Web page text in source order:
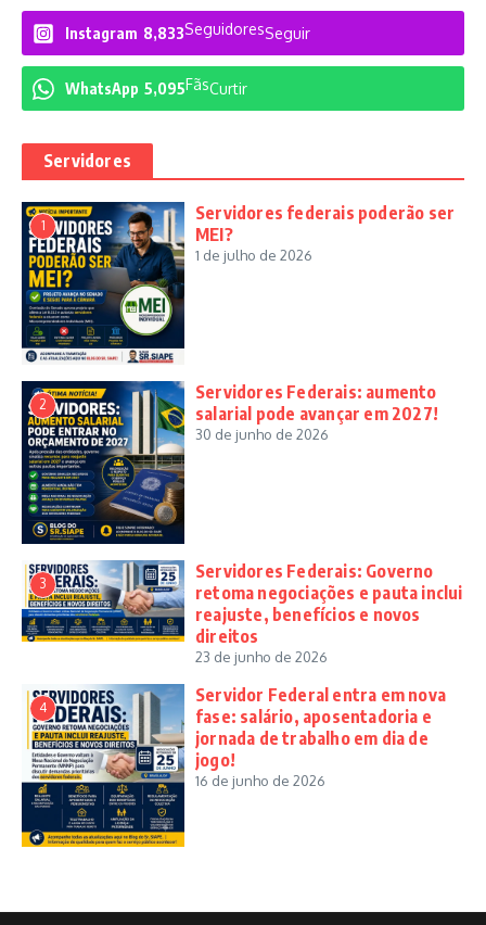
Instagram 8,833SeguidoresSeguir
WhatsApp 5,095FãsCurtir
Servidores
1
Servidores federais poderão ser
MEI?
1 de julho de 2026
2
Servidores Federais: aumento
salarial pode avançar em 2027!
30 de junho de 2026
3
Servidores Federais: Governo
retoma negociações e pauta inclui
reajuste, benefícios e novos
direitos
23 de junho de 2026
4
Servidor Federal entra em nova
fase: salário, aposentadoria e
jornada de trabalho em dia de
jogo!
16 de junho de 2026